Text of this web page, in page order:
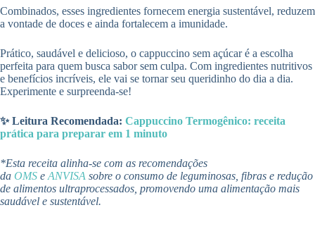
Combinados, esses ingredientes fornecem energia sustentável, reduzem
a vontade de doces e ainda fortalecem a imunidade.
Prático, saudável e delicioso, o cappuccino sem açúcar é a escolha
perfeita para quem busca sabor sem culpa. Com ingredientes nutritivos
e benefícios incríveis, ele vai se tornar seu queridinho do dia a dia.
Experimente e surpreenda-se!
✨ Leitura Recomendada: Cappuccino Termogênico: receita
prática para preparar em 1 minuto
*Esta receita alinha-se com as recomendações
da OMS e ANVISA sobre o consumo de leguminosas, fibras e redução
de alimentos ultraprocessados, promovendo uma alimentação mais
saudável e sustentável.